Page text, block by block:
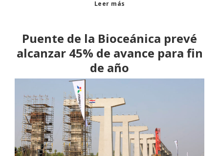
Leer más
Puente de la Bioceánica prevé
alcanzar 45% de avance para fin
de año